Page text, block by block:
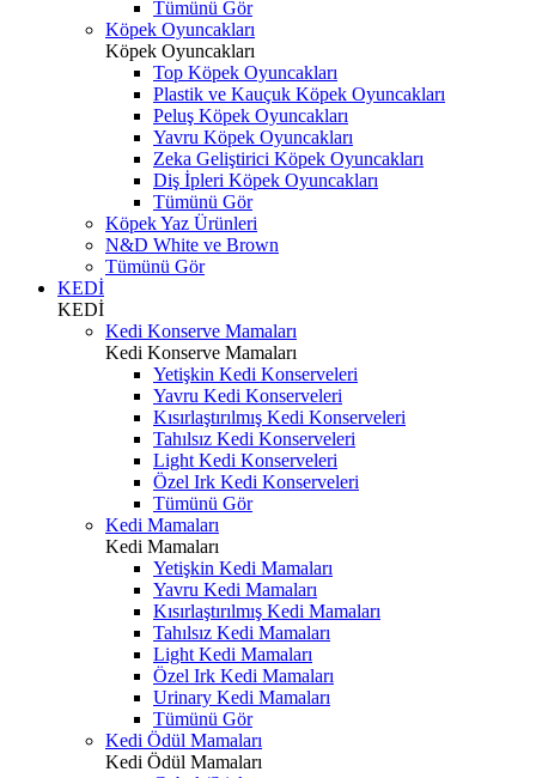
Tümünü Gör
Köpek Oyuncakları
Köpek Oyuncakları
Top Köpek Oyuncakları
Plastik ve Kauçuk Köpek Oyuncakları
Peluş Köpek Oyuncakları
Yavru Köpek Oyuncakları
Zeka Geliştirici Köpek Oyuncakları
Diş İpleri Köpek Oyuncakları
Tümünü Gör
Köpek Yaz Ürünleri
N&D White ve Brown
Tümünü Gör
KEDİ
KEDİ
Kedi Konserve Mamaları
Kedi Konserve Mamaları
Yetişkin Kedi Konserveleri
Yavru Kedi Konserveleri
Kısırlaştırılmış Kedi Konserveleri
Tahılsız Kedi Konserveleri
Light Kedi Konserveleri
Özel Irk Kedi Konserveleri
Tümünü Gör
Kedi Mamaları
Kedi Mamaları
Yetişkin Kedi Mamaları
Yavru Kedi Mamaları
Kısırlaştırılmış Kedi Mamaları
Tahılsız Kedi Mamaları
Light Kedi Mamaları
Özel Irk Kedi Mamaları
Urinary Kedi Mamaları
Tümünü Gör
Kedi Ödül Mamaları
Kedi Ödül Mamaları